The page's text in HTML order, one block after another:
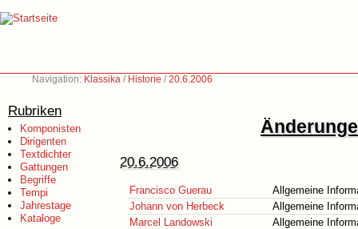
Navigation: Klassika / Historie /20.6.2006
Rubriken
Komponisten
Dirigenten
Textdichter
Gattungen
Begriffe
Tempi
Jahrestage
Kataloge
20.6.2006
Francisco Guerau
Allgemeine
Johann von Herbeck
Allgemeine
Marcel Landowski
Allgemeine